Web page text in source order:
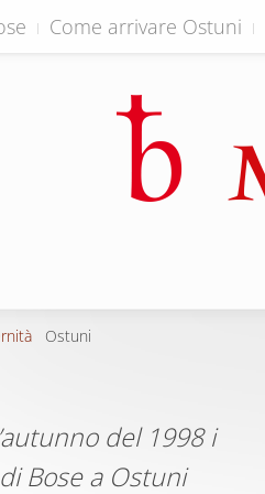
Come arrivare Ostuni
Ostuni
del 1998 i
Bose a Ostuni